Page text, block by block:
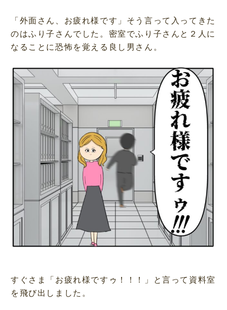
「外面さん、お疲れ様です」そう言って入ってきた
のはふり子さんでした。密室でふり子さんと２人に
なることに恐怖を覚える良し男さん。
すぐさま「お疲れ様ですゥ！！！」と言って資料室
を飛び出しました。